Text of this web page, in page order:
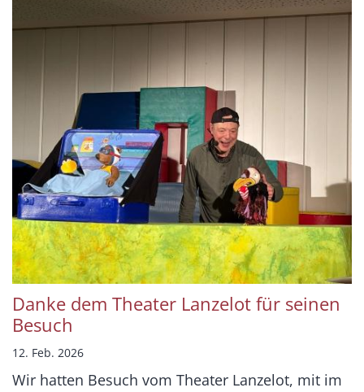
Danke dem Theater Lanzelot für seinen
Besuch
12. Feb. 2026
Wir hatten Besuch vom Theater Lanzelot, mit im